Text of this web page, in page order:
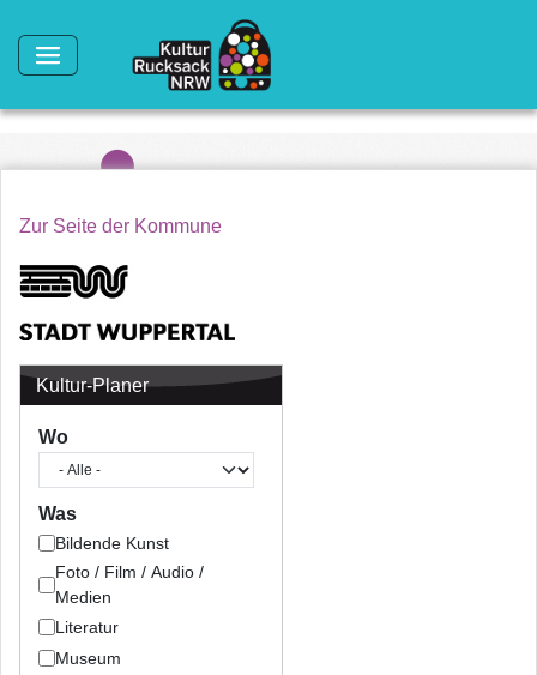
Zur Seite der Kommune
Kultur-Planer
Wo
Was
Bildende Kunst
Foto / Film / Audio /
Medien
Literatur
Museum